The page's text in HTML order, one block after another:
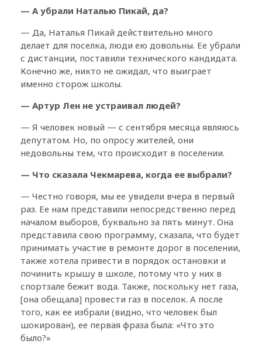
— А убрали Наталью Пикай, да?
— Да, Наталья Пикай действительно много
делает для поселка, люди ею довольны. Ее убрали
с дистанции, поставили технического кандидата.
Конечно же, никто не ожидал, что выиграет
именно сторож школы.
— Артур Лен не устраивал людей?
— Я человек новый — с сентября месяца являюсь
депутатом. Но, по опросу жителей, они
недовольны тем, что происходит в поселении.
— Что сказала Чекмарева, когда ее выбрали?
— Честно говоря, мы ее увидели вчера в первый
раз. Ее нам представили непосредственно перед
началом выборов, буквально за пять минут. Она
представила свою программу, сказала, что будет
принимать участие в ремонте дорог в поселении,
также хотела привести в порядок остановки и
починить крышу в школе, потому что у них в
спортзале бежит вода. Также, поскольку нет газа,
[она обещала] провести газ в поселок. А после
того, как ее избрали (видно, что человек был
шокирован), ее первая фраза была: «Что это
было?»